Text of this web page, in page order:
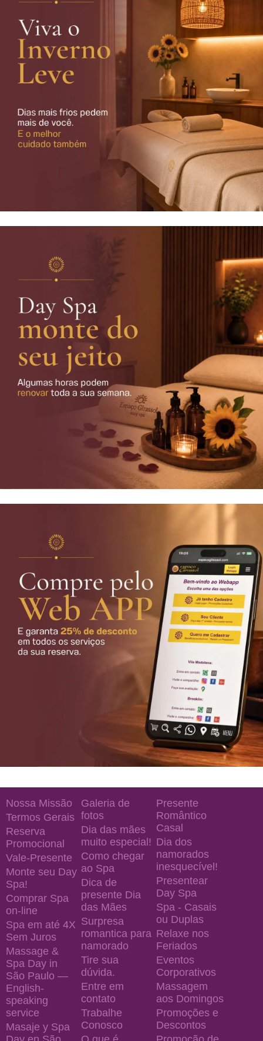
Nossa Missão
Termos Gerais
Reserva
Promocional
Vale-Presente
Monte seu Day
Spa!
Comprar Spa
on-line
Spa em até 4X
Sem Juros
Massage &
Spa Day in
São Paulo —
English-
speaking
service
Masaje y Spa
Galeria de
fotos
Dia das mães
muito especial!
Como chegar
ao Spa
Dica de
presente Dia
das Mães
Surpresa
romantica para
namorado
Tire sua
dúvida.
Entre em
contato
Trabalhe
Conosco
Presente
Romântico
Casal
Dia dos
namorados
inesquecível!
Presentear
Day Spa
Spa - Casais
ou Duplas
Relaxe nos
Feriados
Eventos
Corporativos
Massagem
aos Domingos
Promoções e
Descontos